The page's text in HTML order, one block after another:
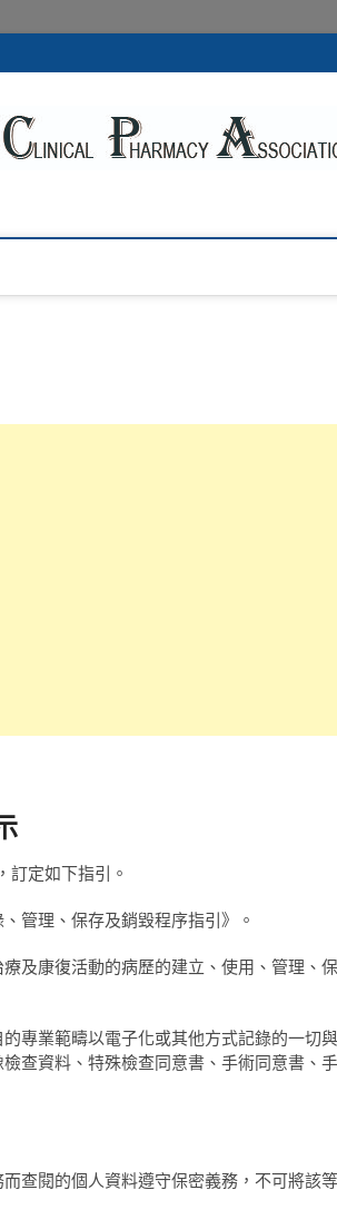
定如下指引。
管理、保存及銷毀程序指引》。
及康復活動的病歷的建立、使用、管理、保
專業範疇以電子化或其他方式記錄的一切與
查資料、特殊檢查同意書、手術同意書、手
查閱的個人資料遵守保密義務，不可將該等